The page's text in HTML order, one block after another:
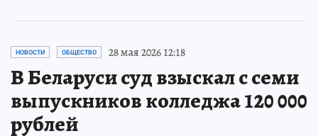
НОВОСТИ ОБЩЕСТВО 28 мая 2026 12:18
В Беларуси суд взыскал с семи
выпускников колледжа 120 000
рублей